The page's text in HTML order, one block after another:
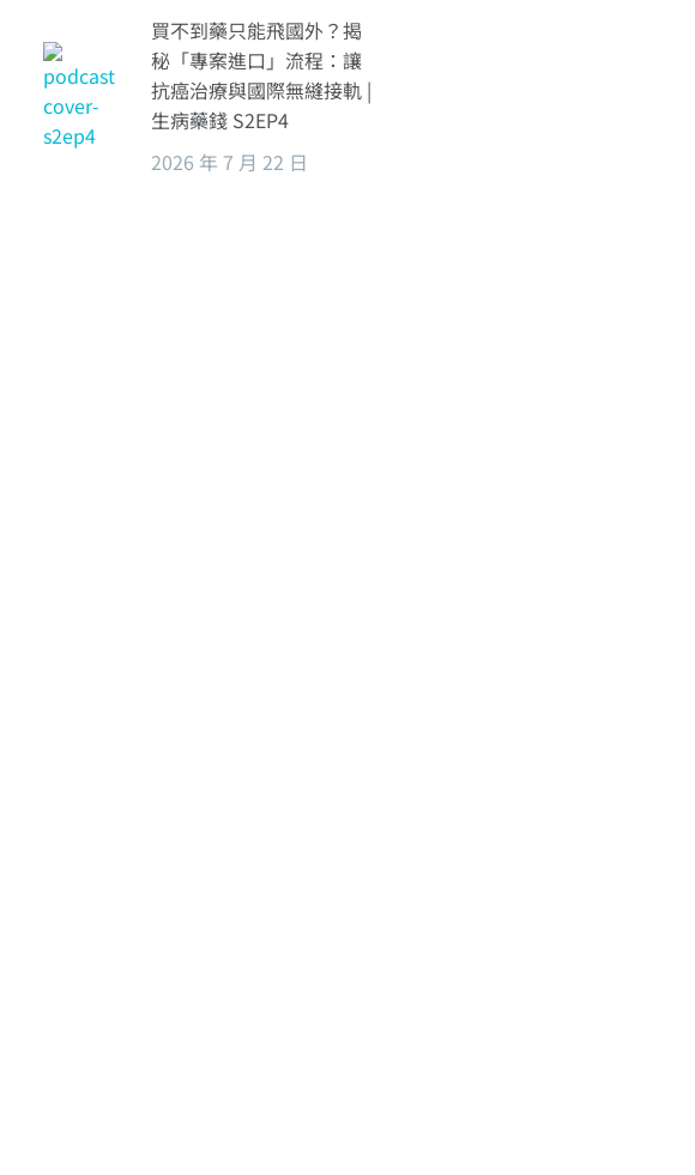
買不到藥只能飛國外？揭
秘「專案進口」流程：讓
抗癌治療與國際無縫接軌 |
生病藥錢 S2EP4
2026 年 7 月 22 日